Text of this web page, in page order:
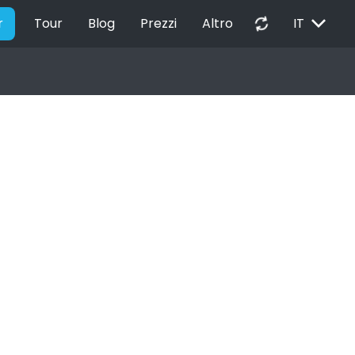
Tour Blog Prezzi Altro autorenew IT EXPAND_MORE